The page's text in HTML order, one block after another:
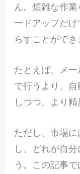
ん。煩雑な作
ードアップだ
らすことができ
たとえば、メ
で行うより、
しつつ、より
ただし、市場
し、どれが自
う。この記事